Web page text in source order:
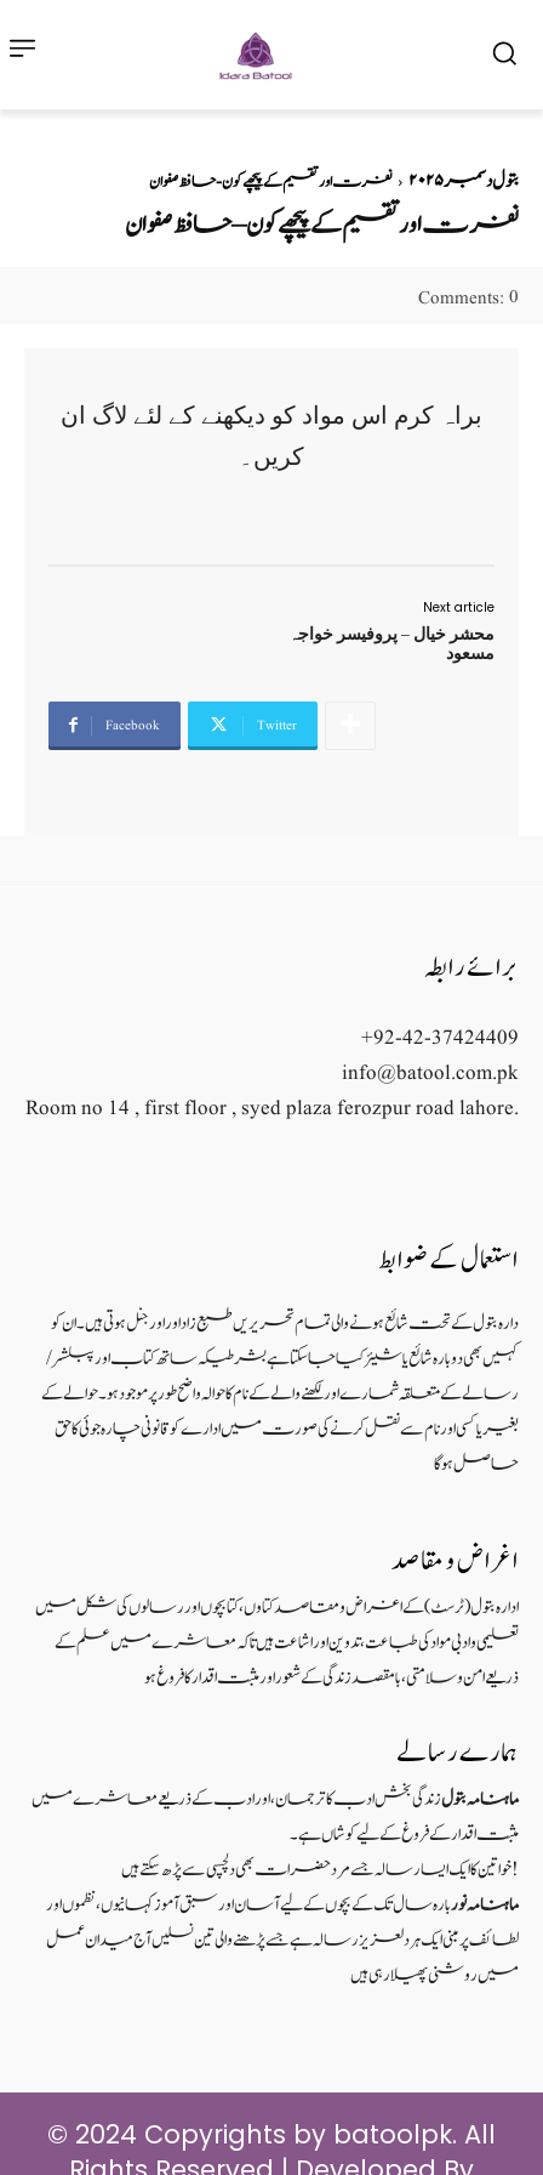
بتول دسمبر ۲۰۲۵ نفرت اور تقسیم کے پیچھے کون - حافظ صفوان
نفرت اور تقسیم کے پیچھے کون – حافظ صفوان
Comments: 0
براہ کرم اس مواد کو دیکھنے کے لئے لاگ ان
کریں۔
Next article
محشر خیال – پروفیسر خواجہ
مسعود
Facebook Twitter
برائے رابطہ
+92-42-37424409
info@batool.com.pk
Room no 14 , first floor , syed plaza ferozpur road lahore.
استعمال کے ضوابط
دارہ بتول کے تحت شائع ہونے والی تمام تحریریں طبع زاد اور اورجنل ہوتی ہیں۔ ان کو
کہیں بھی دوبارہ شائع یا شیئر کیا جا سکتا ہے بشرطیکہ ساتھ کتاب اور پبلشر/
رسالے کے متعلقہ شمارے اور لکھنے والے کے نام کا حوالہ واضح طور پر موجود ہو۔ حوالے کے
بغیر یا کسی اور نام سے نقل کرنے کی صورت میں ادارے کو قانونی چارہ جوئی کا حق
حاصل ہو گا
اغراض و مقاصد
ادارہ بتول (ٹرسٹ) کے اغراض و مقاصد کتاوں ، کتابچوں اور رسالوں کی شکل میں
تعلیمی و ادبی مواد کی طباعت، تدوین اور اشاعت ہیں تاکہ معاشرے میں علم کے
ذریعےامن و سلامتی ، بامقصد زندگی کے شعوراورمثبت اقدار کا فروغ ہو
ہمارے رسالے
ماہنامہ بتولزندگی بخش ادب کا ترجمان، اور ادب کے ذریعے معاشرے میں
مثبت اقدار کے فروغ کے لیے کوشاں ہے۔
خواتین کا ایک ایسا رسالہ جسے مرد حضرات بھی دلچسپی سے پڑھ سکتے ہیں!
ماہنامہ نوربارہ سال تک کے بچوں کے لیے آسان اور سبق آموزکہانیوں ،نظموں اور
لطائف پر مبنی ایک ہر دلعزیز رسالہ ہے جسے پڑھنے والی تین نسلیں آج میدان عمل
میں روشنی پھیلا رہی ہیں
© 2024 Copyrights by batoolpk. All